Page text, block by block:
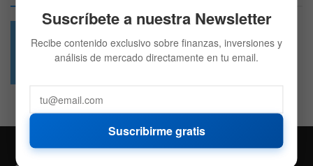
49.6k 4.7k
Suscríbete a nuestra Newsletter
Recibe contenido exclusivo sobre finanzas, inversiones y
análisis de mercado directamente en tu email.
Suscribirme gratis